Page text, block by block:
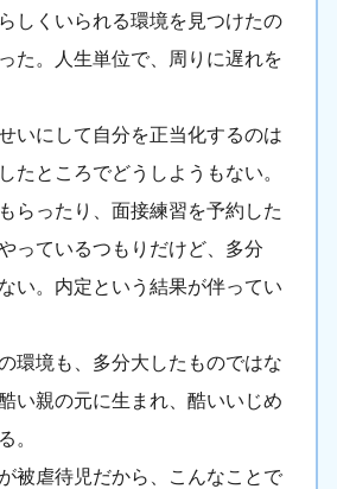
しくいられる環境を見つけたの
た。人生単位で、周りに遅れを
いにして自分を正当化するのは
たところでどうしようもない。
らったり、面接練習を予約した
っているつもりだけど、多分
い。内定という結果が伴ってい
環境も、多分大したものではな
い親の元に生まれ、酷いいじめ
。
被虐待児だから、こんなことで